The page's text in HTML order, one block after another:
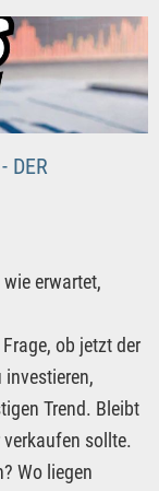
S
erwartet,
ob jetzt der
Trend. Bleibt
sollte.
Wo liegen